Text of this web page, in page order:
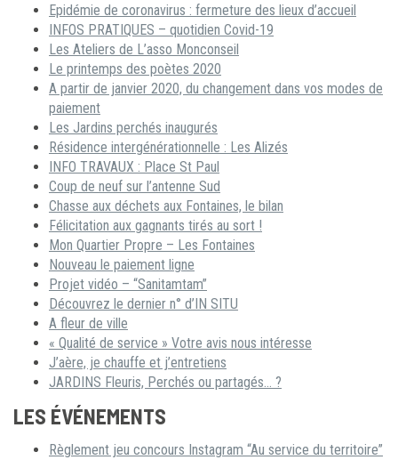
Epidémie de coronavirus : fermeture des lieux d’accueil
INFOS PRATIQUES – quotidien Covid-19
Les Ateliers de L’asso Monconseil
Le printemps des poètes 2020
A partir de janvier 2020, du changement dans vos modes de
paiement
Les Jardins perchés inaugurés
Résidence intergénérationnelle : Les Alizés
INFO TRAVAUX : Place St Paul
Coup de neuf sur l’antenne Sud
Chasse aux déchets aux Fontaines, le bilan
Félicitation aux gagnants tirés au sort !
Mon Quartier Propre – Les Fontaines
Nouveau le paiement ligne
Projet vidéo – “Sanitamtam”
Découvrez le dernier n° d’IN SITU
A fleur de ville
« Qualité de service » Votre avis nous intéresse
J’aère, je chauffe et j’entretiens
JARDINS Fleuris, Perchés ou partagés… ?
LES ÉVÉNEMENTS
Règlement jeu concours Instagram “Au service du territoire”